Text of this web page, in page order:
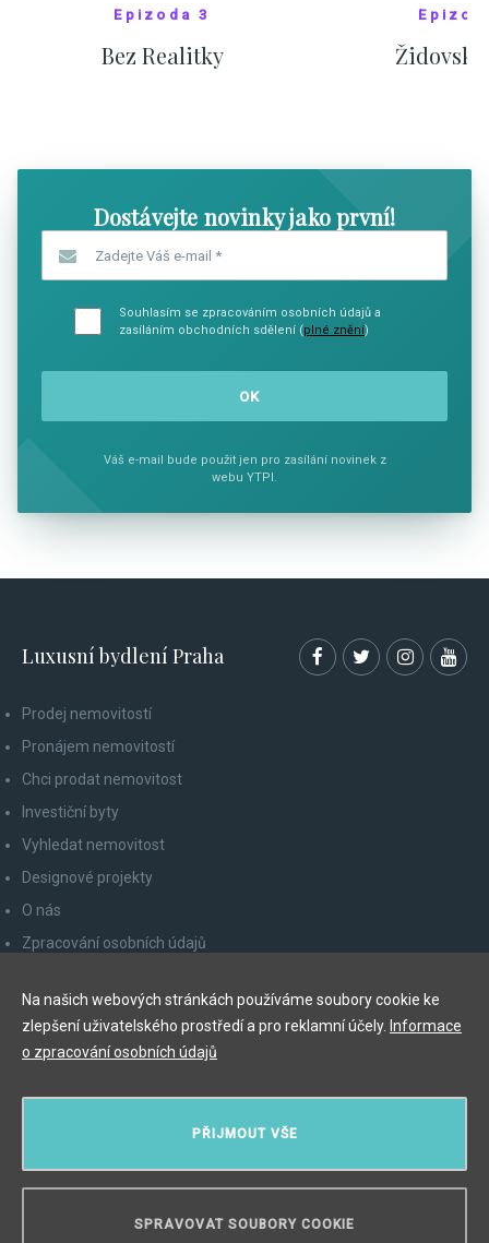
Epizoda 3
Bez Realitky
Dostávejte novinky jako první!
Souhlasím se zpracováním osobních údajů a
zasíláním obchodních sdělení (plné znění)
Váš e-mail bude použit jen pro zasílání novinek z
webu YTPI.
Luxusní bydlení Praha
Prodej nemovitostí
Pronájem nemovitostí
Chci prodat nemovitost
Investiční byty
Vyhledat nemovitost
Designové projekty
O nás
Zpracování osobních údajů
Odhlášení z newsletteru
Myslíková 245/3, 110 00 Praha 1
PŘIJMOUT VŠE
SPRAVOVAT SOUBORY COOKIE
Na našich webových stránkách používáme soubory cookie ke
zlepšení uživatelského prostředí a pro reklamní účely. Informace
o zpracování osobních údajů